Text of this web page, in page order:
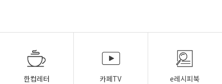
한컵레터 카페TV e레시피북